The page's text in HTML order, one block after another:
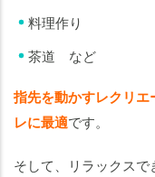
料理作り
茶道 など
指先を動かすレクリ
レに最適です。
そして、リラックス